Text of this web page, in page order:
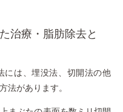
治療・脂肪除去と
には、埋没法、切開法の他
法があります。